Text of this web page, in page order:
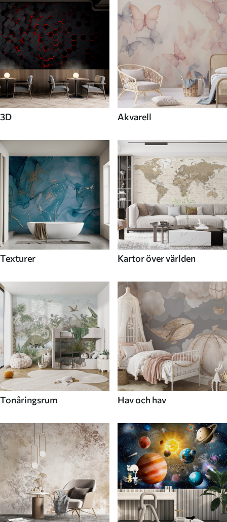
3D Akvarell
Texturer Kartor över världen
Tonåringsrum Hav och hav